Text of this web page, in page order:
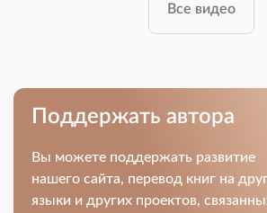
Все видео
Поддержать автора
Вы можете поддержать развитие
нашего сайта, перевод книг на
языки и других проектов,